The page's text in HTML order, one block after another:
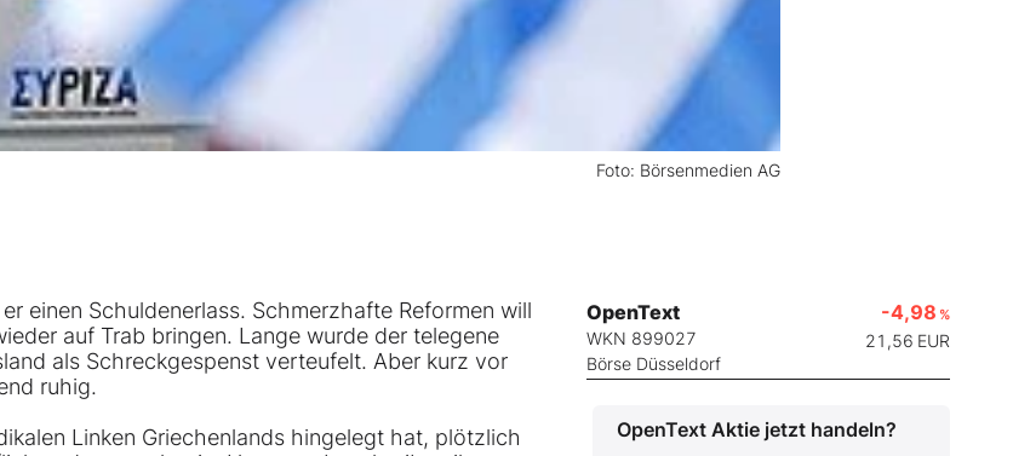
Foto: Börsenmedien AG
einen Schuldenerlass. Schmerzhafte Reformen will
auf Trab bringen. Lange wurde der telegene
als Schreckgespenst verteufelt. Aber kurz vor
ruhig.
Linken Griechenlands hingelegt hat, plötzlich
OpenText
WKN 899027
Börse Düsseldorf
-4,98 %
21,56 EUR
OpenText Aktie jetzt handeln?